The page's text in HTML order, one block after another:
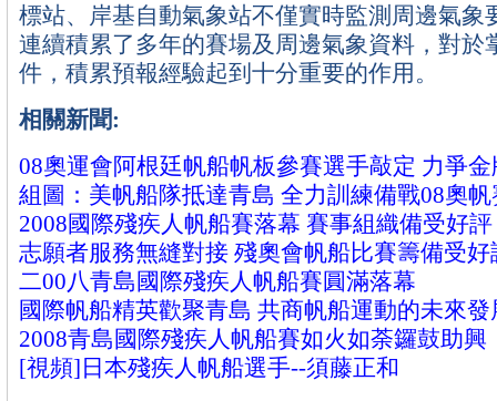
標站、岸基自動氣象站不僅實時監測周邊氣象
連續積累了多年的賽場及周邊氣象資料，對於
件，積累預報經驗起到十分重要的作用。
相關新聞:
08奧運會阿根廷帆船帆板參賽選手敲定 力爭金
組圖：美帆船隊抵達青島 全力訓練備戰08奧帆
2008國際殘疾人帆船賽落幕 賽事組織備受好評
志願者服務無縫對接 殘奧會帆船比賽籌備受好
二00八青島國際殘疾人帆船賽圓滿落幕
國際帆船精英歡聚青島 共商帆船運動的未來發
2008青島國際殘疾人帆船賽如火如荼鑼鼓助興
[視頻]日本殘疾人帆船選手--須藤正和